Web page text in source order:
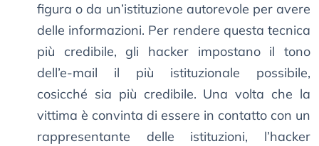
figura o da un’istituzione autorevole per avere
delle informazioni. Per rendere questa tecnica
più credibile, gli hacker impostano il tono
dell’e-mail il più istituzionale possibile,
cosicché sia più credibile. Una volta che la
vittima è convinta di essere in contatto con un
rappresentante delle istituzioni, l’hacker